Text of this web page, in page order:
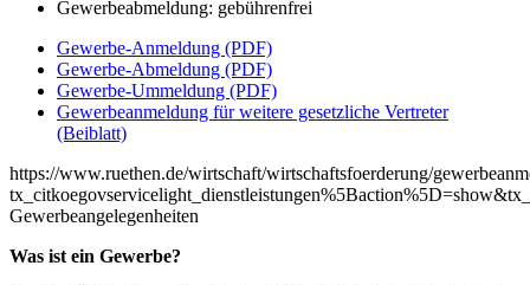
Gewerbeabmeldung: gebührenfrei
Gewerbe-Anmeldung (PDF)
Gewerbe-Abmeldung (PDF)
Gewerbe-Ummeldung (PDF)
Gewerbeanmeldung für weitere gesetzliche Vertreter
(Beiblatt)
https://www.ruethen.de/wirtschaft/wirtschaftsfoerderung/
Gewerbeangelegenheiten
Was ist ein Gewerbe?